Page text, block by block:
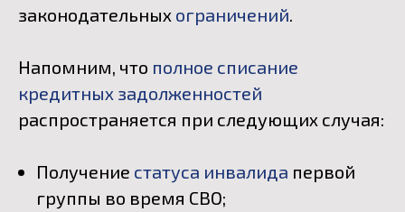
законодательных ограничений.
Напомним, что полное списание
кредитных задолженностей
распространяется при следующих случая:
Получение статуса инвалида первой
группы во время СВО;